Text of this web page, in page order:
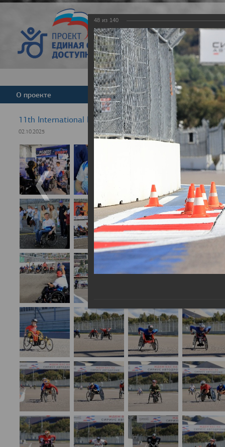
Версия для
О проекте Команда Новости
11th International Rezept-Sport Wheelchair Half
02.10.2025
48 из 140